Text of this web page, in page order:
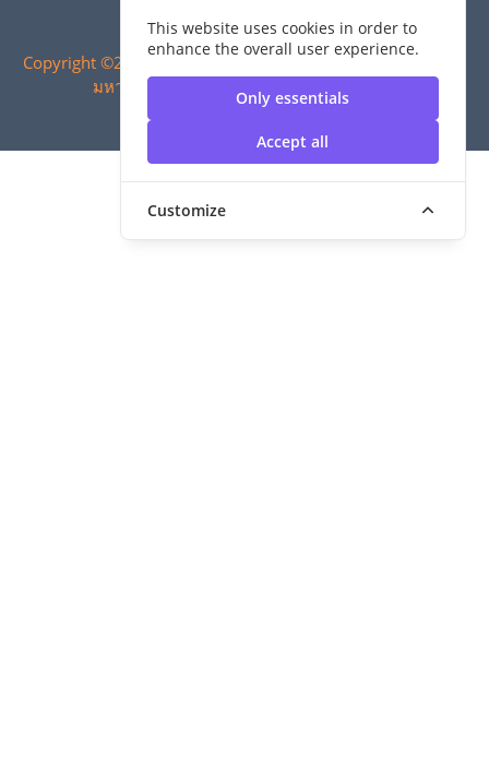
This website uses cookies in order to
enhance the overall user experience.
Only essentials
Accept all
Customize
Copyright ©2024 สำนักวิทยบริการและเทคโนโลยีสารสนเทศ |
มหาวิทยาลัยเทคโนโลยีราชมงคลสุวรรณภูมิ